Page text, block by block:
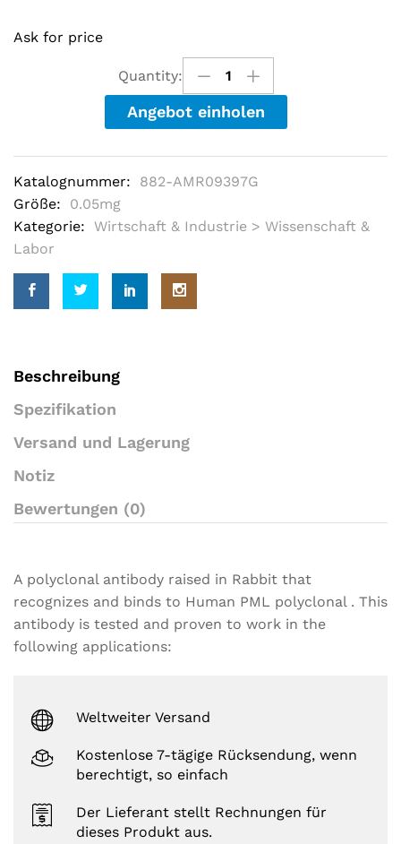
t
f
5
b
a
e
o
u
m
e
r
Ask for price
Quantity:
Angebot einholen
Katalognummer:
882-AMR09397G
Größe:
0.05mg
Kategorie:
Wirtschaft & Industrie > Wissenschaft &
Labor
Beschreibung
Spezifikation
Versand und Lagerung
Notiz
Bewertungen (0)
A polyclonal antibody raised in Rabbit that
recognizes and binds to Human PML polyclonal . This
antibody is tested and proven to work in the
following applications:
Weltweiter Versand
Kostenlose 7-tägige Rücksendung, wenn
berechtigt, so einfach
Der Lieferant stellt Rechnungen für
dieses Produkt aus.